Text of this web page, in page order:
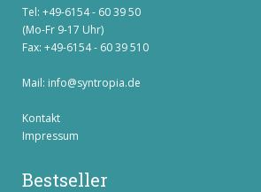
Tel: +49-6154 - 60 39 50
(Mo-Fr 9-17 Uhr)
Fax: +49-6154 - 60 39 510
Mail: info@syntropia.de
Kontakt
Impressum
Bestseller